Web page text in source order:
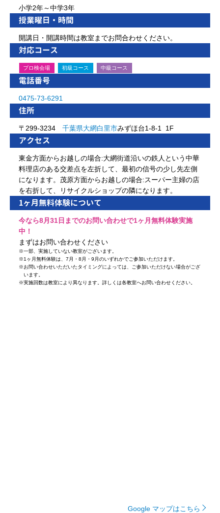
小学2年～中学3年
授業曜日・時間
開講日・開講時間は教室までお問合わせください。
対応コース
プロ検会場 初級コース 中級コース
電話番号
0475-73-6291
住所
〒299-3234 千葉県大網白里市みずほ台1-8-1 1F
アクセス
東金方面からお越しの場合:大網街道沿いの鉄人という中華
料理店のある交差点を左折して、最初の信号の少し先左側
になります。茂原方面からお越しの場合:スーパー主婦の店
を右折して、リサイクルショップの隣になります。
1ヶ月無料体験について
今なら8月31日までのお問い合わせで1ヶ月無料体験実施
中！
まずはお問い合わせください
※一部、実施していない教室がございます。
※1ヶ月無料体験は、7月・8月・9月のいずれかでご参加いただけます。
※お問い合わせいただいたタイミングによっては、ご参加いただけない場合がござ
います。
※実施回数は教室により異なります。詳しくは各教室へお問い合わせください。
Google マップはこちら